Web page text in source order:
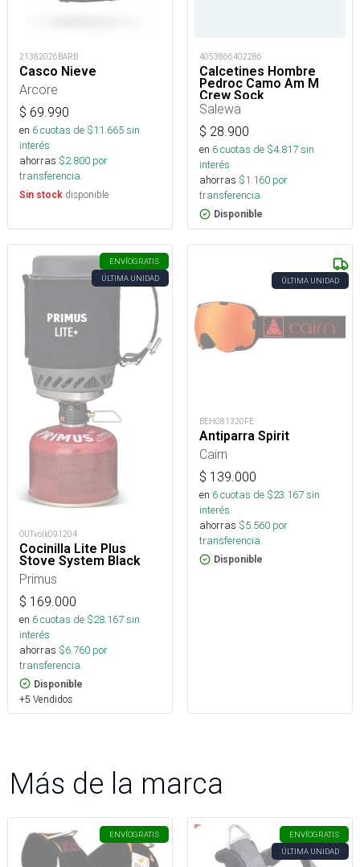
21382026BARB
Casco Nieve
Arcore
$ 69.990
en 6cuotas de $11.665sin
interés
ahorras $2.800 por
transferencia.
Sin stock disponible
4053866402286
Calcetines Hombre
Pedroc Camo Am M
Crew Sock
Salewa
$ 28.900
en 6cuotas de $4.817sin
interés
ahorras $1.160 por
transferencia.
Disponible
ENVÍOGRATIS
ÚLTIMA UNIDAD
OUTvolk091204
Cocinilla Lite Plus
Stove System Black
Primus
$ 169.000
en 6cuotas de $28.167sin
interés
ahorras $6.760 por
transferencia.
Disponible
+5 Vendidos
ÚLTIMA UNIDAD
BEH081320FE
Antiparra Spirit
Cairn
$ 139.000
en 6cuotas de $23.167sin
interés
ahorras $5.560 por
transferencia.
Disponible
Más de la marca
ENVÍOGRATIS ENVÍOGRATIS
ÚLTIMA UNIDAD